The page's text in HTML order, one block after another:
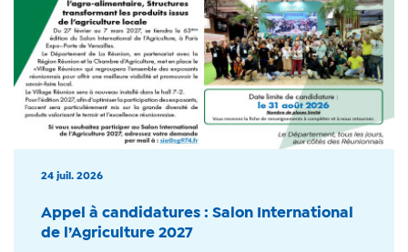
24 juil. 2026
Appel à candidatures : Salon International
de l’Agriculture 2027